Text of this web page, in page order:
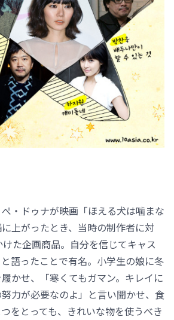
・ドゥナが映画「ほえる犬は噛まな
上がったとき、当時の制作者に対
た企画商品。自分を信じてキャス
語ったことで有名。小学生の娘に冬
かせ、「寒くてもガマン。キレイに
力が必要なのよ」と言い聞かせ、食
をとっても、きれいな物を使うべき